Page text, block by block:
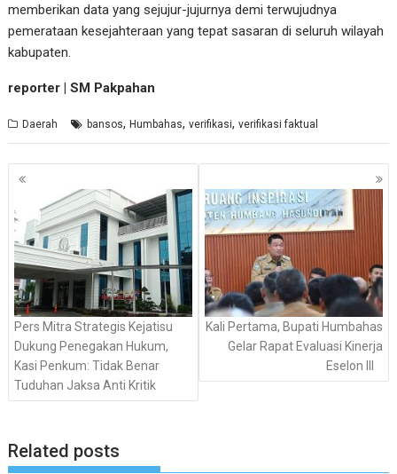
memberikan data yang sejujur-jujurnya demi terwujudnya
pemerataan kesejahteraan yang tepat sasaran di seluruh wilayah
kabupaten.
reporter | SM Pakpahan
Daerah bansos,Humbahas,verifikasi,verifikasi faktual
Navigasi
Pers Mitra Strategis Kejatisu
Dukung Penegakan Hukum,
Kasi Penkum: Tidak Benar
Tuduhan Jaksa Anti Kritik
Kali Pertama, Bupati Humbahas
Gelar Rapat Evaluasi Kinerja
Eselon III
Related posts